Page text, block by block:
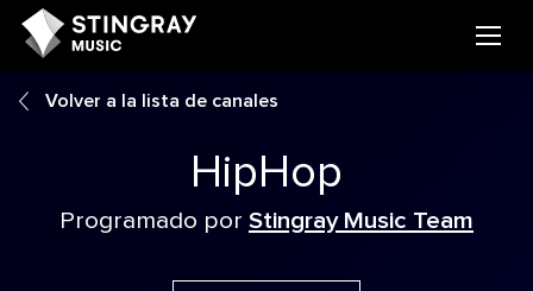
Volver a la lista de canales
HipHop
Programado por Stingray Music Team